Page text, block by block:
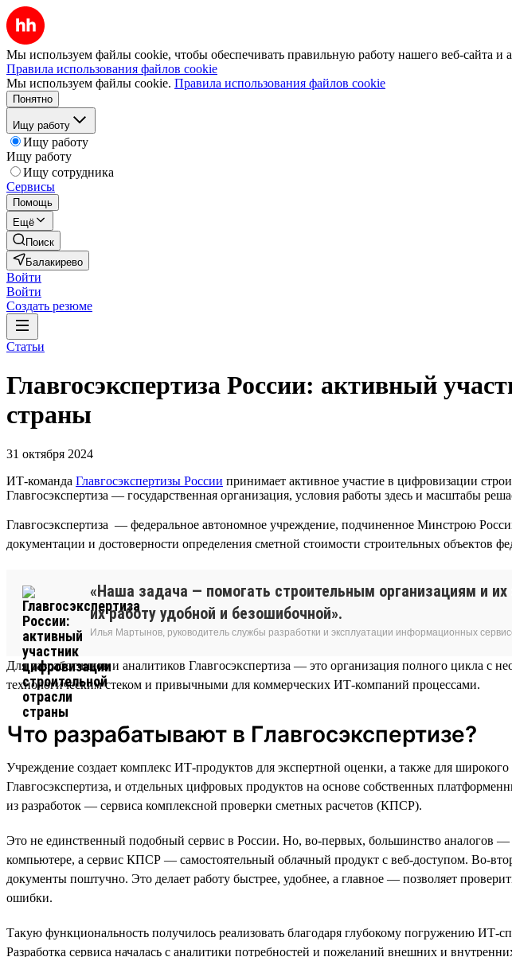
Мы используем файлы cookie, чтобы обеспечивать правильную работу нашего веб-сайта и
Правила использования файлов cookie
Мы используем файлы cookie. Правила использования файлов cookie
Понятно
Ищу работу
Ищу работу
Ищу работу
Ищу сотрудника
Сервисы
Помощь
Ещё
Поиск
Балакирево
Войти
Войти
Создать резюме
Статьи
Главгосэкспертиза России: активный
страны
31 октября 2024
ИТ-команда Главгосэкспертизы России принимает активное участие в цифровизации
Главгосэкспертиза — государственная организация, условия работы здесь и масштабы
Главгосэкспертиза — федеральное автономное учреждение, подчиненное Минстрою
документации и достоверности определения сметной стоимости строительных объектов
«Наша задача — помогать строительным организациям и
их работу удобной и безошибочной».
Илья Мартынов, руководитель службы разработки и эксплуатации информационных
Для разработчиков и аналитиков Главгосэкспертиза — это организация полного цикла
технологическим стеком и привычными для коммерческих ИТ-компаний процессами.
Что разрабатывают в Главгосэкспертизе?
Учреждение создает комплекс ИТ-продуктов для экспертной оценки, а также для
Главгосэкспертиза, и отдельных цифровых продуктов на основе собственных
из разработок — сервиса комплексной проверки сметных расчетов (КПСР).
Это не единственный подобный сервис в России. Но, во-первых, большинство аналогов
компьютере, а сервис КПСР — самостоятельный облачный продукт с веб-доступом. Во-
документы поштучно. Это делает работу быстрее, удобнее, а главное — позволяет
ошибки.
Такую функциональность получилось реализовать благодаря глубокому погружению ИТ-
Разработка сервиса началась с аналитики потребностей и пожеланий внешних и